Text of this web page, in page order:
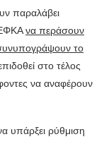
παραλάβει
να περάσουν
το
στο τέλος
να αναφέρουν
υπάρξει ρύθμιση